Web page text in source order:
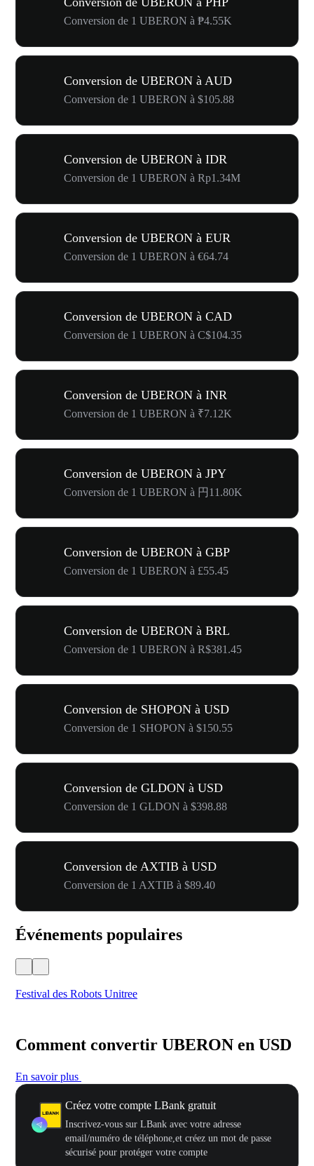
Conversion de 1 UBERON à ₱4.55K
Conversion de UBERON à AUD
Conversion de 1 UBERON à $105.88
Conversion de UBERON à IDR
Conversion de 1 UBERON à Rp1.34M
Conversion de UBERON à EUR
Conversion de 1 UBERON à €64.74
Conversion de UBERON à CAD
Conversion de 1 UBERON à C$104.35
Conversion de UBERON à INR
Conversion de 1 UBERON à ₹7.12K
Conversion de UBERON à JPY
Conversion de 1 UBERON à 円11.80K
Conversion de UBERON à GBP
Conversion de 1 UBERON à £55.45
Conversion de UBERON à BRL
Conversion de 1 UBERON à R$381.45
Conversion de SHOPON à USD
Conversion de 1 SHOPON à $150.55
Conversion de GLDON à USD
Conversion de 1 GLDON à $398.88
Conversion de AXTIB à USD
Conversion de 1 AXTIB à $89.40
Événements populaires
Festival des Robots Unitree
Comment convertir UBERON en USD
En savoir plus
Créez votre compte LBank gratuit
Inscrivez-vous sur LBank avec votre adresse
email/numéro de téléphone,et créez un mot de passe
sécurisé pour protéger votre compte